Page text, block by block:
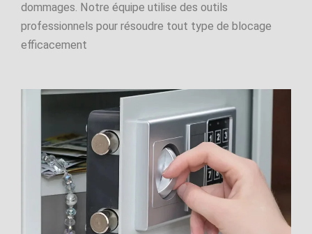
dommages. Notre équipe utilise des outils
professionnels pour résoudre tout type de blocage
efficacement